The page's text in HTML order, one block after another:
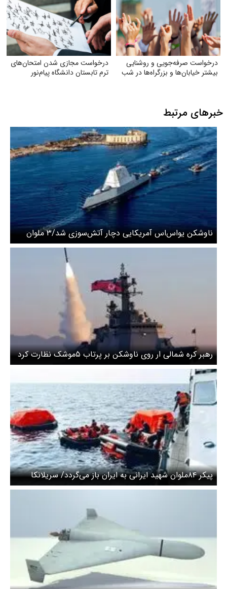
درخواست صرفه‌جویی و روشنایی
بیشتر خیابان‌ها و بزرگراه‌ها در شب
درخواست مجازی شدن امتحان‌های
ترم تابستان دانشگاه پیام‌نور
خبرهای مرتبط
ناوشکن یواس‌اس آمریکایی دچار آتش‌سوزی شد/۳ ملوان
مجروح شدند
رهبر کره شمالی ار روی ناوشکن بر پرتاب ۵موشک نظارت کرد
پیکر ۸۴ملوان شهید ایرانی به ایران باز می‌گردد/ سریلانکا
جزییات را اعلام کرد